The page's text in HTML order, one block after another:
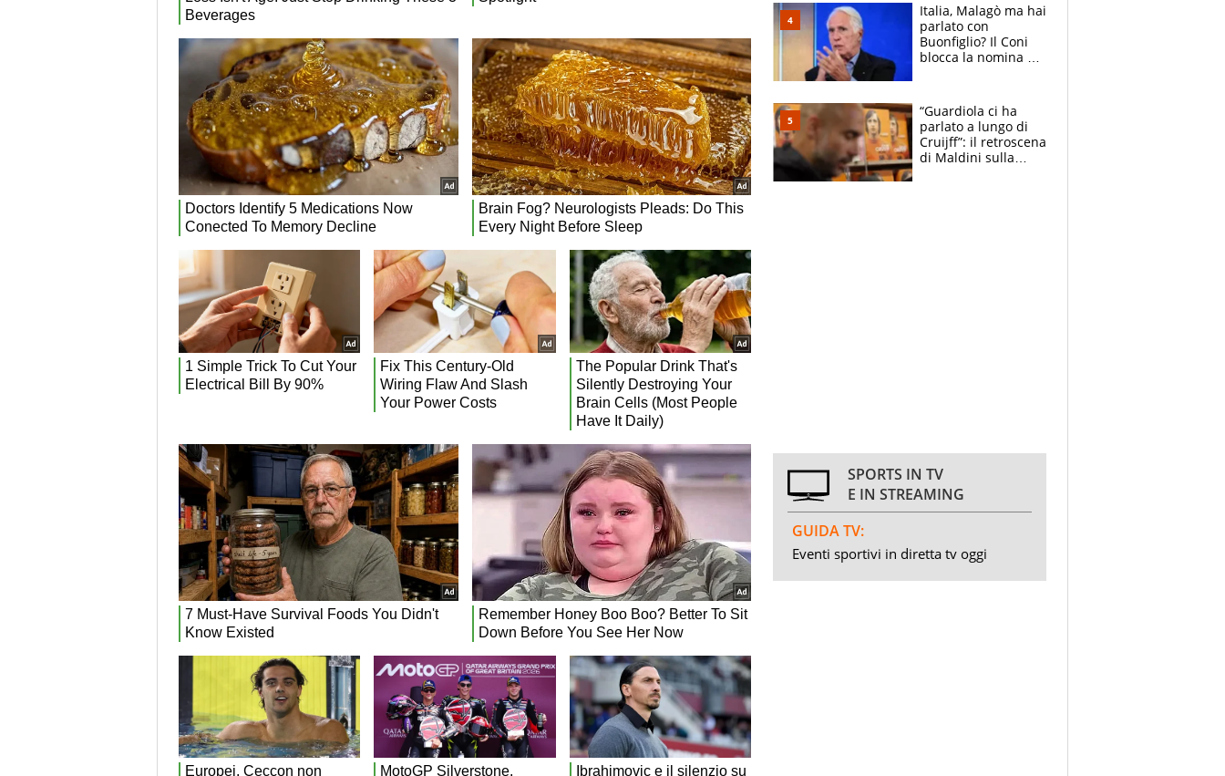
Italia, Malagò ma hai
parlato con
Buonfiglio? Il Coni
blocca la nomina di
“Guardiola ci ha
parlato a lungo di
Cruijff”: il retroscena
di Maldini sulla
SPORTS IN TV
E IN STREAMING
GUIDA TV:
Eventi sportivi in diretta tv oggi